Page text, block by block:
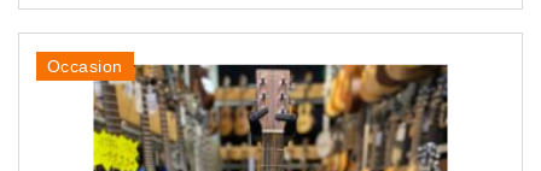
Occasion